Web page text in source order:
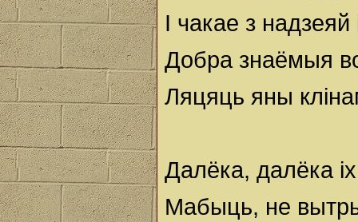
І чакае з надзеяй
Добра знаёмыя
Ляцяць яны
Далёка, далёка
Мабыць, не